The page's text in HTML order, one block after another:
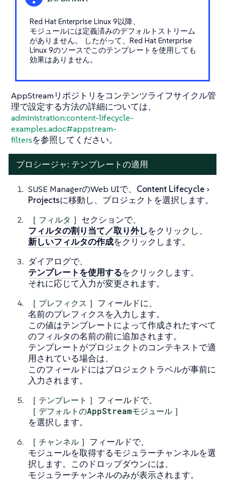
Red Hat Enterprise Linux 9以降、
モジュールには定義済みのデフォルトストリーム
がありません。 したがって、Red Hat Enterprise
Linux 9のソースでこのテンプレートを使用しても
効果はありません。
AppStreamリポジトリをコンテンツライフサイクル管
理で設定する方法の詳細については、
administration:content-lifecycle-
examples.adoc#appstream-
filtersを参照してください。
プロシージャ: テンプレートの適用
SUSE ManagerのWeb UIで、 Content Lifecycle
Projectsに移動し、プロジェクトを選択します。
［ フィルタ ］セクションで、
フィルタの割り当て／取り外しをクリックし、
新しいフィルタの作成をクリックします。
ダイアログで、
テンプレートを使用するをクリックします。
それに応じて入力が変更されます。
［ プレフィクス ］フィールドに、
名前のプレフィクスを入力します。
この値はテンプレートによって作成されたすべて
のフィルタの名前の前に追加されます。
テンプレートがプロジェクトのコンテキストで適
用されている場合は、
このフィールドにはプロジェクトラベルが事前に
入力されます。
［ テンプレート ］フィールドで、
［ デフォルトのAppStreamモジュール ］
を選択します。
［ チャンネル ］フィールドで、
モジュールを取得するモジュラーチャンネルを選
択します。このドロップダウンには、
モジュラーチャンネルのみが表示されます。